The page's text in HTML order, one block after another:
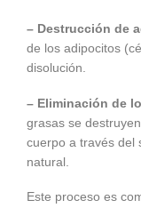
– Destrucción de
de los adipocitos
disolución.
– Eliminación de
grasas se
cuerpo a través del
natural.
Este proceso es